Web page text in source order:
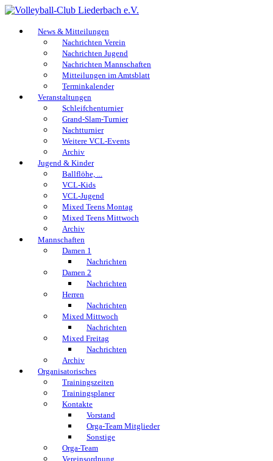
News & Mitteilungen
Nachrichten Verein
Nachrichten Jugend
Nachrichten Mannschaften
Mitteilungen im Amtsblatt
Terminkalender
Veranstaltungen
Schleifchenturnier
Grand-Slam-Turnier
Nachtturnier
Weitere VCL-Events
Archiv
Jugend & Kinder
Ballflöhe, ...
VCL-Kids
VCL-Jugend
Mixed Teens Montag
Mixed Teens Mittwoch
Archiv
Mannschaften
Damen 1
Nachrichten
Damen 2
Nachrichten
Herren
Nachrichten
Mixed Mittwoch
Nachrichten
Mixed Freitag
Nachrichten
Archiv
Organisatorisches
Trainingszeiten
Trainingsplaner
Kontakte
Vorstand
Orga-Team Mitglieder
Sonstige
Orga-Team
Vereinsordnung